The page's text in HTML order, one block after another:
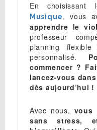
En choisissant
Musique, vous
apprendre le
professeur
planning
personnalisé.
commencer ?
lancez-vous
dès aujourd’hui !
Avec nous, vous
sans stress,